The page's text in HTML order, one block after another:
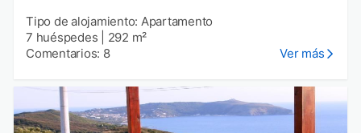
Tipo de alojamiento: Apartamento
7 huéspedes
292 m²
Comentarios: 8
Ver más